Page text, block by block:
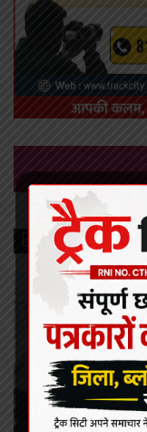
Recent Posts